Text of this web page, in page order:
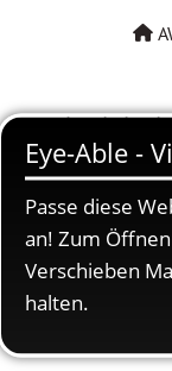
AWO als Arbeitgeber